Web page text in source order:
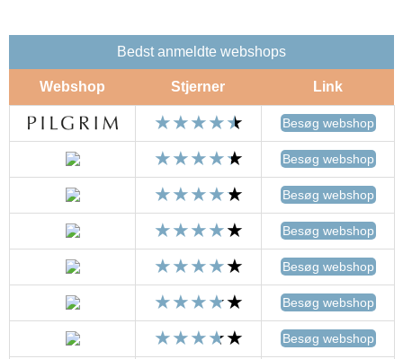
Bedst anmeldte webshops
Webshop Stjerner Link
Besøg webshop
Besøg webshop
Besøg webshop
Besøg webshop
Besøg webshop
Besøg webshop
Besøg webshop